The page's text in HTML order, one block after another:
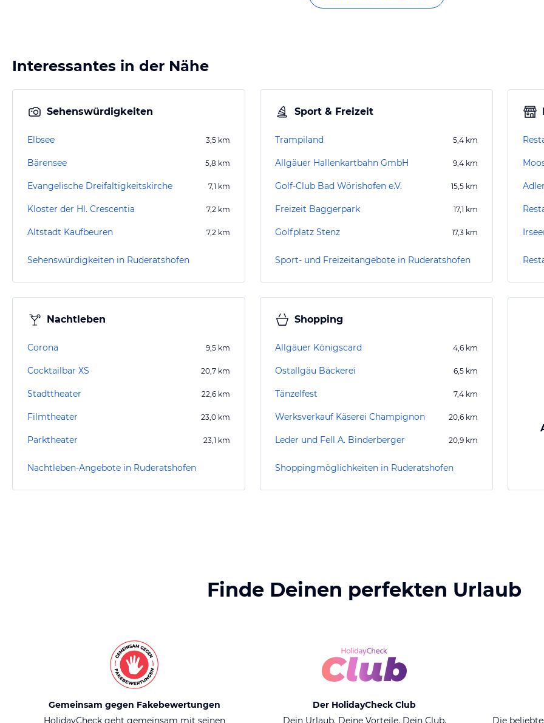
Interessantes in der Nähe
Sehenswürdigkeiten
Elbsee 3,5 km
Bärensee 5,8 km
Evangelische Dreifaltigkeitskirche 7,1 km
Kloster der Hl. Crescentia 7,2 km
Altstadt Kaufbeuren 7,2 km
Sehenswürdigkeiten in Ruderatshofen
Sport & Freizeit
Trampiland 5,4 km
Allgäuer Hallenkartbahn GmbH 9,4 km
Golf-Club Bad Wörishofen e.V. 15,5 km
Freizeit Baggerpark 17,1 km
Golfplatz Stenz 17,3 km
Sport- und Freizeitangebote in Ruderatshofen
Nachtleben
Corona 9,5 km
Cocktailbar XS 20,7 km
Stadttheater 22,6 km
Filmtheater 23,0 km
Parktheater 23,1 km
Nachtleben-Angebote in Ruderatshofen
Shopping
Allgäuer Königscard 4,6 km
Ostallgäu Bäckerei 6,5 km
Tänzelfest 7,4 km
Werksverkauf Käserei Champignon 20,6 km
Leder und Fell A. Binderberger 20,9 km
Shoppingmöglichkeiten in Ruderatshofen
Finde Deinen perfekten Urlaub
Gemeinsam gegen Fakebewertungen
HolidayCheck geht gemeinsam mit seinen
Der HolidayCheck Club
Dein Urlaub. Deine Vorteile. Dein Club.
Die